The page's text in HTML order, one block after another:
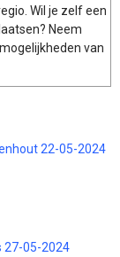
Wil je zelf een
Neem
van
22-05-2024
27-05-2024